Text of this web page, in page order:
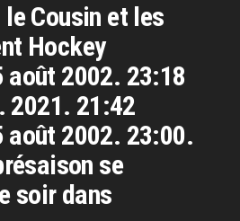
Cousin et les
Hockey
août 2002. 23:18
2021. 21:42
août 2002. 23:00.
se
soir dans